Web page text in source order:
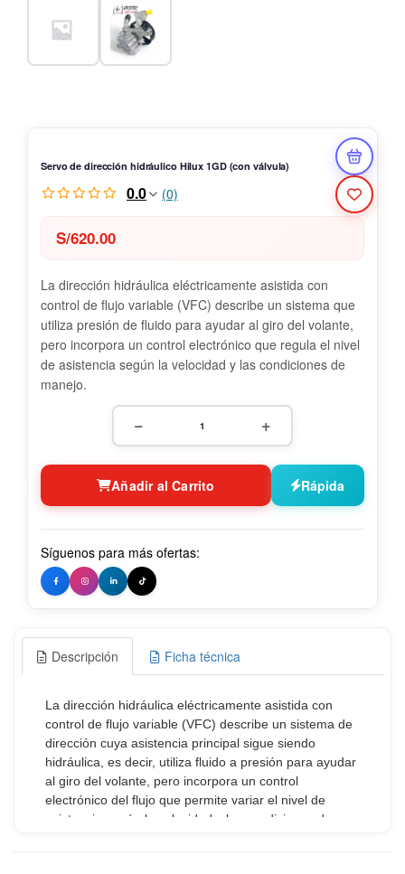
Servo de dirección hidráulico Hilux 1GD (con válvula)
0.0 (0)
S/620.00
La dirección hidráulica eléctricamente asistida con
control de flujo variable (VFC) describe un sistema que
utiliza presión de fluido para ayudar al giro del volante,
pero incorpora un control electrónico que regula el nivel
de asistencia según la velocidad y las condiciones de
manejo.
− +
Añadir al Carrito Rápida
Síguenos para más ofertas:
Descripción Ficha técnica